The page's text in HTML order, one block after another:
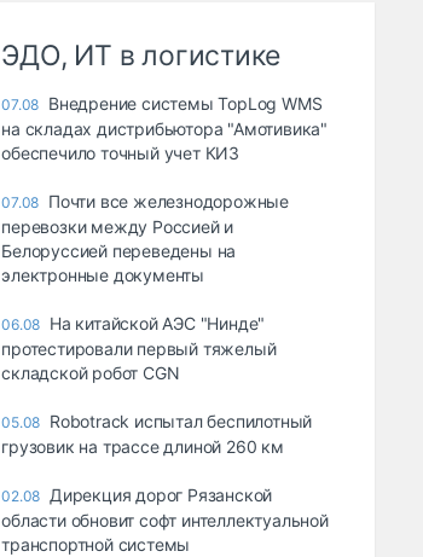
ЭДО, ИТ в логистике
07.08 Внедрение системы TopLog WMS
на складах дистрибьютора "Амотивика"
обеспечило точный учет КИЗ
07.08 Почти все железнодорожные
перевозки между Россией и
Белоруссией переведены на
электронные документы
06.08 На китайской АЭС "Нинде"
протестировали первый тяжелый
складской робот CGN
05.08 Robotrack испытал беспилотный
грузовик на трассе длиной 260 км
02.08 Дирекция дорог Рязанской
области обновит софт интеллектуальной
транспортной системы